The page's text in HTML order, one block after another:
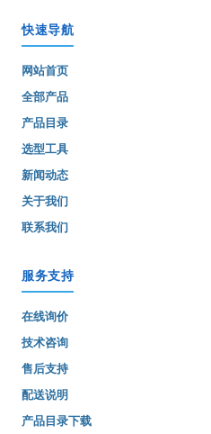
快速导航
网站首页
全部产品
产品目录
选型工具
新闻动态
关于我们
联系我们
服务支持
在线询价
技术咨询
售后支持
配送说明
产品目录下载